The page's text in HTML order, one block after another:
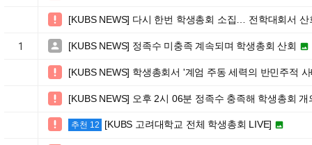
 [KUBS NEWS] 다시 한번 학생총회 소집… 전학대회서 산
1  [KUBS NEWS] 정족수 미충족 계속되며 학생총회 산회 
 [KUBS NEWS] 학생총회서 '계엄 주동 세력의 반민주적
 [KUBS NEWS] 오후 2시 06분 정족수 충족해 학생총회 개
 추천 12 [KUBS 고려대학교 전체 학생총회 LIVE] 